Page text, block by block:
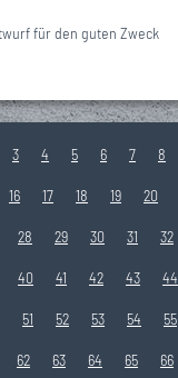
für den guten Zweck
3 4 5 6 7 8
16 17 18 19 20
28 29 30 31 32
40 41 42 43 44
51 52 53 54 55
62 63 64 65 66